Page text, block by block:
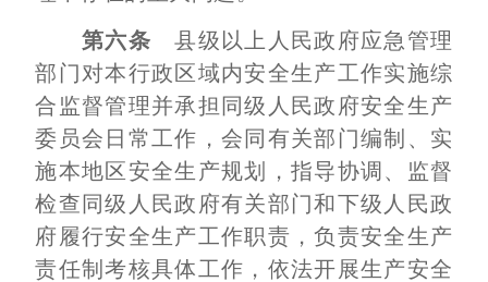
第六条 县级以上人民政府应急管理
部门对本行政区域内安全生产工作实施综
合监督管理并承担同级人民政府安全生产
委员会日常工作，会同有关部门编制、实
施本地区安全生产规划，指导协调、监督
检查同级人民政府有关部门和下级人民政
府履行安全生产工作职责，负责安全生产
责任制考核具体工作，依法开展生产安全